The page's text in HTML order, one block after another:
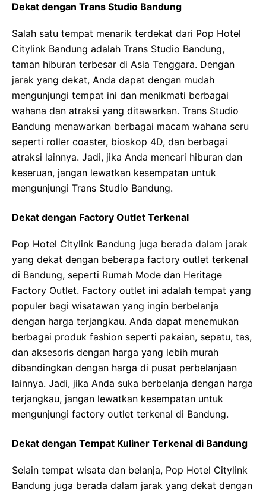
Dekat dengan Trans Studio Bandung
Salah satu tempat menarik terdekat dari Pop Hotel
Citylink Bandung adalah Trans Studio Bandung,
taman hiburan terbesar di Asia Tenggara. Dengan
jarak yang dekat, Anda dapat dengan mudah
mengunjungi tempat ini dan menikmati berbagai
wahana dan atraksi yang ditawarkan. Trans Studio
Bandung menawarkan berbagai macam wahana seru
seperti roller coaster, bioskop 4D, dan berbagai
atraksi lainnya. Jadi, jika Anda mencari hiburan dan
keseruan, jangan lewatkan kesempatan untuk
mengunjungi Trans Studio Bandung.
Dekat dengan Factory Outlet Terkenal
Pop Hotel Citylink Bandung juga berada dalam jarak
yang dekat dengan beberapa factory outlet terkenal
di Bandung, seperti Rumah Mode dan Heritage
Factory Outlet. Factory outlet ini adalah tempat yang
populer bagi wisatawan yang ingin berbelanja
dengan harga terjangkau. Anda dapat menemukan
berbagai produk fashion seperti pakaian, sepatu, tas,
dan aksesoris dengan harga yang lebih murah
dibandingkan dengan harga di pusat perbelanjaan
lainnya. Jadi, jika Anda suka berbelanja dengan harga
terjangkau, jangan lewatkan kesempatan untuk
mengunjungi factory outlet terkenal di Bandung.
Dekat dengan Tempat Kuliner Terkenal di Bandung
Selain tempat wisata dan belanja, Pop Hotel Citylink
Bandung juga berada dalam jarak yang dekat dengan